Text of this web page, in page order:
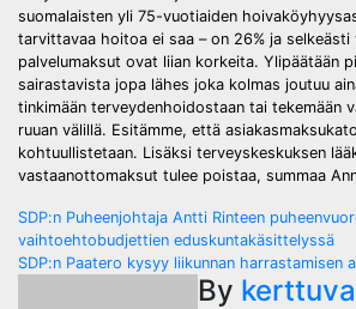
suomalaisten yli 75-vuotiaiden
tarvittavaa hoitoa ei saa – on 26% ja
palvelumaksut ovat liian korkeita. Ylipäätään
sairastavista jopa lähes joka kolmas joutuu
tinkimään terveydenhoidostaan tai tekemään
ruuan välillä. Esitämme, että
kohtuullistetaan. Lisäksi terveyskeskuksen
vastaanottomaksut tulee poistaa, summaa
Post
navigation
SDP:n Puheenjohtaja Antti Rinteen
vaihtoehtobudjettien eduskuntakäsittelyssä
SDP:n Paatero kysyy liikunnan harrastamisen
By